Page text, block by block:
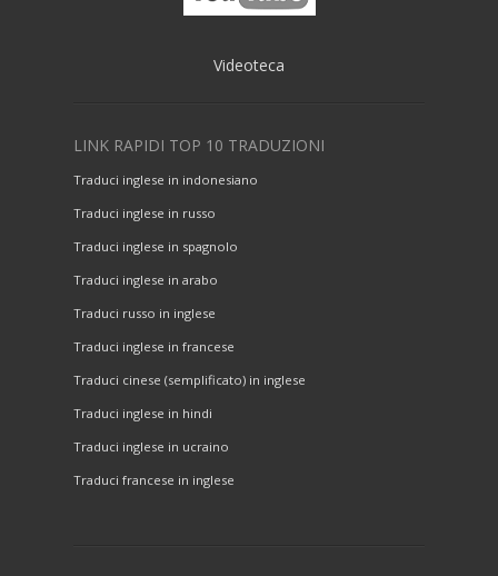
Videoteca
LINK RAPIDI TOP 10 TRADUZIONI
Traduci inglese in indonesiano
Traduci inglese in russo
Traduci inglese in spagnolo
Traduci inglese in arabo
Traduci russo in inglese
Traduci inglese in francese
Traduci cinese (semplificato) in inglese
Traduci inglese in hindi
Traduci inglese in ucraino
Traduci francese in inglese